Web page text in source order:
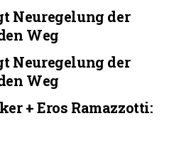
Neuregelung der
Weg
Neuregelung der
Weg
+ Eros Ramazzotti: